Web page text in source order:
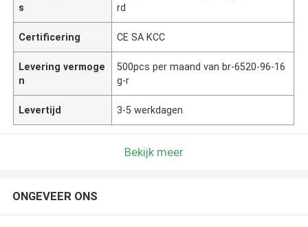
s
rd
Certificering CE SA KCC
Levering vermoge
n
500pcs per maand van br-6520-96-16
g-r
Levertijd 3-5 werkdagen
Bekijk meer
ONGEVEER ONS